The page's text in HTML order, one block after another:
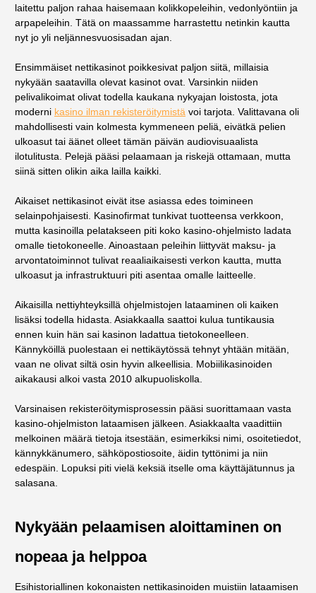
laitettu paljon rahaa haisemaan kolikkopeleihin, vedonlyöntiin ja
arpapeleihin. Tätä on maassamme harrastettu netinkin kautta
nyt jo yli neljännesvuosisadan ajan.
Ensimmäiset nettikasinot poikkesivat paljon siitä, millaisia
nykyään saatavilla olevat kasinot ovat. Varsinkin niiden
pelivalikoimat olivat todella kaukana nykyajan loistosta, jota
moderni kasino ilman rekisteröitymistä voi tarjota. Valittavana oli
mahdollisesti vain kolmesta kymmeneen peliä, eivätkä pelien
ulkoasut tai äänet olleet tämän päivän audiovisuaalista
ilotulitusta. Pelejä pääsi pelaamaan ja riskejä ottamaan, mutta
siinä sitten olikin aika lailla kaikki.
Aikaiset nettikasinot eivät itse asiassa edes toimineen
selainpohjaisesti. Kasinofirmat tunkivat tuotteensa verkkoon,
mutta kasinoilla pelatakseen piti koko kasino-ohjelmisto ladata
omalle tietokoneelle. Ainoastaan peleihin liittyvät maksu- ja
arvontatoiminnot tulivat reaaliaikaisesti verkon kautta, mutta
ulkoasut ja infrastruktuuri piti asentaa omalle laitteelle.
Aikaisilla nettiyhteyksillä ohjelmistojen lataaminen oli kaiken
lisäksi todella hidasta. Asiakkaalla saattoi kulua tuntikausia
ennen kuin hän sai kasinon ladattua tietokoneelleen.
Kännyköillä puolestaan ei nettikäytössä tehnyt yhtään mitään,
vaan ne olivat siltä osin hyvin alkeellisia. Mobiilikasinoiden
aikakausi alkoi vasta 2010 alkupuoliskolla.
Varsinaisen rekisteröitymisprosessin pääsi suorittamaan vasta
kasino-ohjelmiston lataamisen jälkeen. Asiakkaalta vaadittiin
melkoinen määrä tietoja itsestään, esimerkiksi nimi, osoitetiedot,
kännykkänumero, sähköpostiosoite, äidin tyttönimi ja niin
edespäin. Lopuksi piti vielä keksiä itselle oma käyttäjätunnus ja
salasana.
Nykyään pelaamisen aloittaminen on
nopeaa ja helppoa
Esihistoriallinen kokonaisten nettikasinoiden muistiin lataamisen